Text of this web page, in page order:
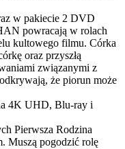
w pakiecie 2 DVD
powracają w rolach
kultowego filmu. Córka
oraz przyszłą
związanymi z
że piorun może
4K UHD, Blu-ray i
Pierwsza Rodzina
Muszą pogodzić rolę